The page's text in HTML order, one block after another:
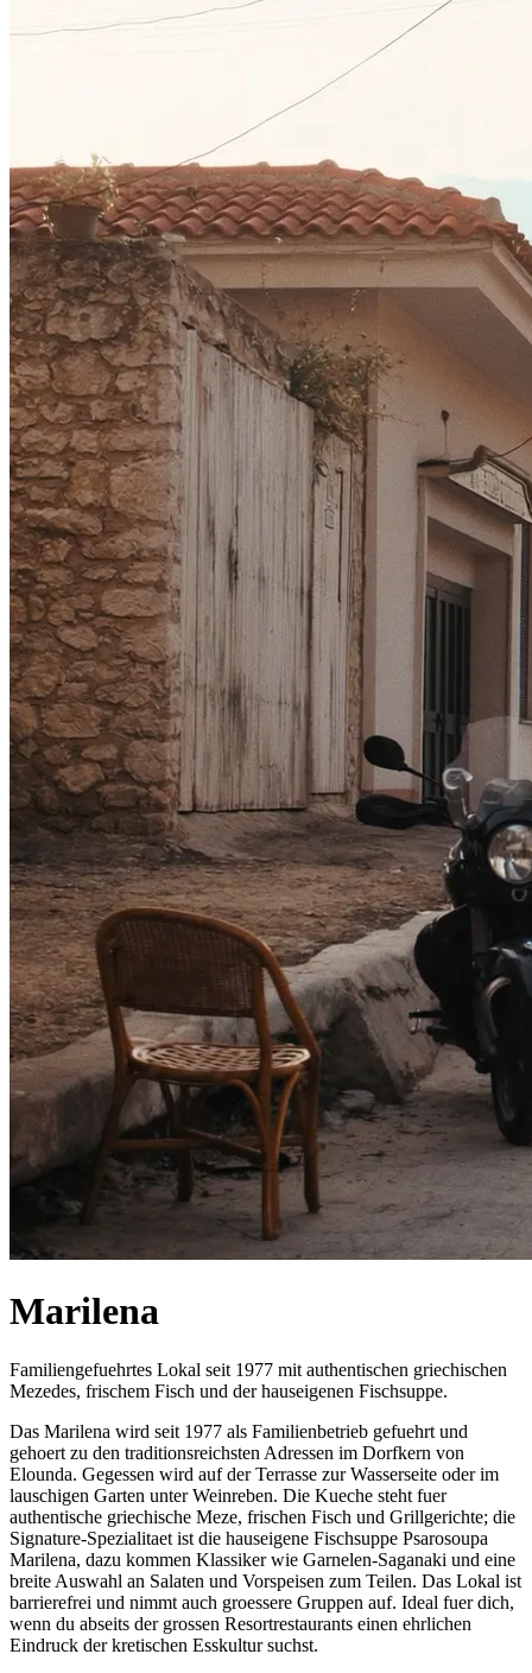
Marilena
Familiengefuehrtes Lokal seit 1977 mit authentischen griechischen
Mezedes, frischem Fisch und der hauseigenen Fischsuppe.
Das Marilena wird seit 1977 als Familienbetrieb gefuehrt und
gehoert zu den traditionsreichsten Adressen im Dorfkern von
Elounda. Gegessen wird auf der Terrasse zur Wasserseite oder im
lauschigen Garten unter Weinreben. Die Kueche steht fuer
authentische griechische Meze, frischen Fisch und Grillgerichte; die
Signature-Spezialitaet ist die hauseigene Fischsuppe Psarosoupa
Marilena, dazu kommen Klassiker wie Garnelen-Saganaki und eine
breite Auswahl an Salaten und Vorspeisen zum Teilen. Das Lokal ist
barrierefrei und nimmt auch groessere Gruppen auf. Ideal fuer dich,
wenn du abseits der grossen Resortrestaurants einen ehrlichen
Eindruck der kretischen Esskultur suchst.